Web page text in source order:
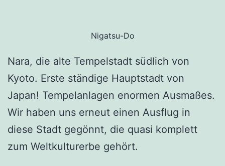
Nigatsu-Do
Nara, die alte Tempelstadt südlich von
Kyoto. Erste ständige Hauptstadt von
Japan! Tempelanlagen enormen Ausmaßes.
Wir haben uns erneut einen Ausflug in
diese Stadt gegönnt, die quasi komplett
zum Weltkulturerbe gehört.